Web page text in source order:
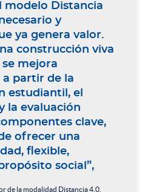
Distancia
y
ya genera valor.
construcción viva
mejora
partir de la
estudiantil, el
la evaluación
clave,
ofrecer una
flexible,
social”,
de la modalidad Distancia 4.0.